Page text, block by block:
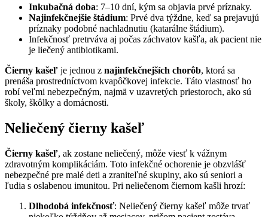
Inkubačná doba: 7–10 dní, kým sa objavia prvé príznaky.
Najinfekčnejšie štádium: Prvé dva týždne, keď sa prejavujú
príznaky podobné nachladnutiu (katarálne štádium).
Infekčnosť pretrváva aj počas záchvatov kašľa, ak pacient nie
je liečený antibiotikami.
Čierny kašeľ je jednou z najinfekčnejších chorôb, ktorá sa
prenáša prostredníctvom kvapôčkovej infekcie. Táto vlastnosť ho
robí veľmi nebezpečným, najmä v uzavretých priestoroch, ako sú
školy, škôlky a domácnosti.
Neliečený čierny kašeľ
Čierny kašeľ, ak zostane neliečený, môže viesť k vážnym
zdravotným komplikáciám. Toto infekčné ochorenie je obzvlášť
nebezpečné pre malé deti a zraniteľné skupiny, ako sú seniori a
ľudia s oslabenou imunitou. Pri neliečenom čiernom kašli hrozí:
Dlhodobá infekčnosť: Neliečený čierny kašeľ môže trvať